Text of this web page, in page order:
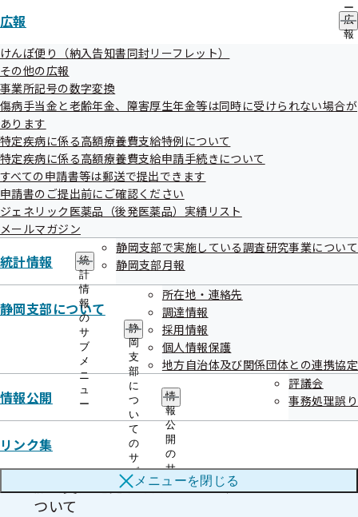
ー
広報
広
報
ニ
けんぽ便り（納入告知書同封リーフレット）
その他の広報
事業所記号の数字変換
傷病手当金と老齢年金、障害厚生年金等は同時に受けられない場合が
あります
特定疾病に係る高額療養費支給特例について
特定疾病に係る高額療養費支給申請手続きについて
すべての申請書等は郵送で提出できます
申請書のご提出前にご確認ください
ジェネリック医薬品（後発医薬品）実績リスト
メールマガジン
統計情報
統
計
情
報
の
サ
ブ
メ
ニ
ュ
ー
静岡支部で実施している調査研究事業について
静岡支部月報
静岡支部について
静
岡
支
部
に
つ
い
て
の
サ
ブ
メ
所在地・連絡先
調達情報
採用情報
個人情報保護
地方自治体及び関係団体との連携協定
情報公開
情
報
公
開
の
サ
ブ
メ
評議会
事務処理誤り
リンク集
メニューを閉じる
生活習慣病予防健診（集団健診の日程）
特定健診（集団健診の日程）
被保険者（ご本人）様の特定保健指導
被扶養者（ご家族）様の特定保健指導
未治療者に対する受診勧奨業務の外部委託に
生活習慣病予防健診で使用する帳票類ダウン
ロード【契約健診機関様専用】
静岡支部【健診専用】LINE公式アカウントに
ついて